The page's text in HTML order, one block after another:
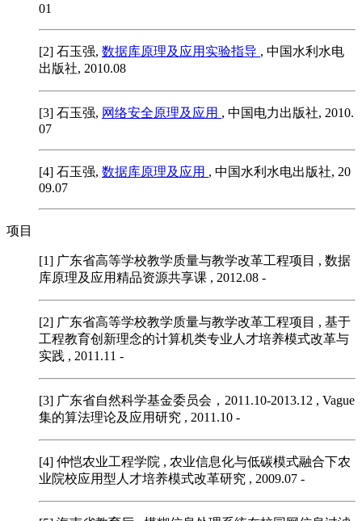
01
[2] 石玉强, 数据库原理及应用实验指导 , 中国水利水电
出版社, 2010.08
[3] 石玉强, 网络安全原理及应用 , 中国电力出版社, 2010.
07
[4] 石玉强, 数据库原理及应用 , 中国水利水电出版社, 20
09.07
项目
[1] 广东省高等学校教学质量与教学改革工程项目 , 数据
库原理及应用精品资源共享课 , 2012.08 -
[2] 广东省高等学校教学质量与教学改革工程项目 , 基于
工程教育创新理念的计算机类专业人才培养模式改革与
实践 , 2011.11 -
[3] 广东省自然科学基金委员会，2011.10-2013.12 , Vague
集的算法理论及应用研究 , 2011.10 -
[4] 仲恺农业工程学院 , 农业信息化与低碳模式融合下农
业院校应用型人才培养模式改革研究 , 2009.07 -